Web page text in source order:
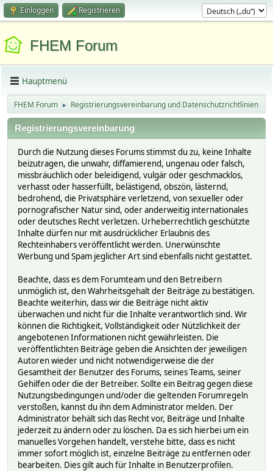
Einloggen Registrieren
FHEM Forum
Hauptmenü
FHEM Forum ► Registrierungsvereinbarung und Datenschutzrichtlinien
Registrierungsvereinbarung
Durch die Nutzung dieses Forums stimmst du zu, keine Inhalte
beizutragen, die unwahr, diffamierend, ungenau oder falsch,
missbräuchlich oder beleidigend, vulgär oder geschmacklos,
verhasst oder hasserfüllt, belästigend, obszön, lästernd,
bedrohend, die Privatsphäre verletzend, von sexueller oder
pornografischer Natur sind, oder anderweitig internationales
oder deutsches Recht verletzen. Urheberrechtlich geschützte
Inhalte dürfen nur mit ausdrücklicher Erlaubnis des
Rechteinhabers veröffentlicht werden. Unerwünschte
Werbung und Spam jeglicher Art sind ebenfalls nicht gestattet.
Beachte, dass es dem Forumteam und den Betreibern
unmöglich ist, den Wahrheitsgehalt der Beiträge zu bestätigen.
Beachte weiterhin, dass wir die Beiträge nicht aktiv
überwachen und nicht für die Inhalte verantwortlich sind. Wir
können die Richtigkeit, Vollständigkeit oder Nützlichkeit der
angebotenen Informationen nicht gewährleisten. Die
veröffentlichten Beiträge geben die Ansichten der jeweiligen
Autoren wieder und nicht notwendigerweise die der
Gesamtheit der Benutzer des Forums, seines Teams, seiner
Gehilfen oder die der Betreiber. Sollte ein Beitrag gegen diese
Nutzungsbedingungen und/oder die geltenden Forumregeln
verstoßen, kannst du ihn dem Administrator melden. Der
Administrator behält sich das Recht vor, Beiträge und Inhalte
jederzeit zu ändern oder zu löschen. Da es sich hierbei um ein
manuelles Vorgehen handelt, verstehe bitte, dass es nicht
immer sofort möglich ist, einzelne Beiträge zu entfernen oder
bearbeiten. Dies gilt auch für Inhalte in Benutzerprofilen.